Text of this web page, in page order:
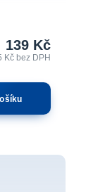
139 Kč
Kč bez DPH